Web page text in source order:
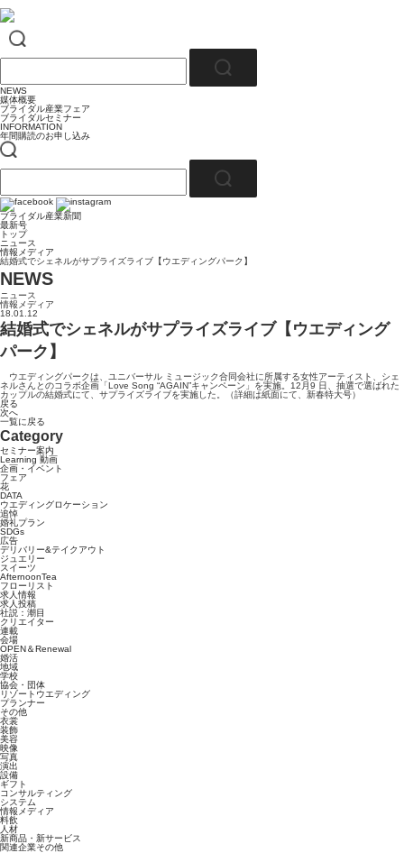
NEWS
媒体概要
ブライダル産業フェア
ブライダルセミナー
INFORMATION
年間購読のお申し込み
ブライダル産業新聞
最新号
トップ
ニュース
情報メディア
結婚式でシェネルがサプライズライブ【ウエディングパーク】
NEWS
ニュース
情報メディア
18.01.12
結婚式でシェネルがサプライズライブ【ウエディング
パーク】
ウエディングパークは、ユニバーサル ミュージック合同会社に所属する女性アーティスト、シェ
ネルさんとのコラボ企画「Love Song “AGAIN”キャンペーン」を実施。12月9 日、抽選で選ばれた
カップルの結婚式にて、サプライズライブを実施した。（詳細は紙面にて、新春特大号）
戻る
次へ
一覧に戻る
Category
セミナー案内
Learning 動画
企画・イベント
フェア
花
DATA
ウエディングロケーション
追悼
婚礼プラン
SDGs
広告
デリバリー&テイクアウト
ジュエリー
スイーツ
AfternoonTea
フローリスト
求人情報
求人投稿
社説：潮目
クリエイター
連載
会場
OPEN＆Renewal
婚活
地域
学校
協会・団体
リゾートウエディング
プランナー
その他
衣裳
装飾
美容
映像
写真
演出
設備
ギフト
コンサルティング
システム
情報メディア
料飲
人材
新商品・新サービス
関連企業その他